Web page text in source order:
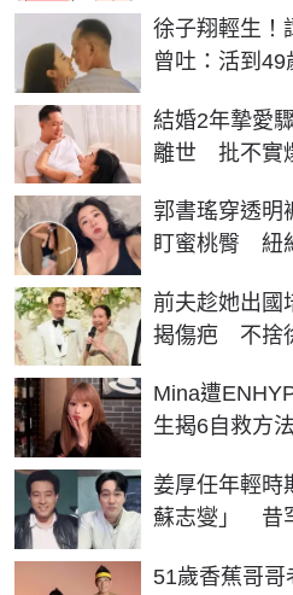
徐子翔輕生
曾吐：活到
結婚2年摯愛
離世 批不實
郭書瑤穿透明
盯蜜桃臀 紐
前夫趁她出國
揭傷疤 不捨
Mina遭
生揭6自救方
姜厚任年輕時
蘇志燮」 昔
51歲香蕉哥哥